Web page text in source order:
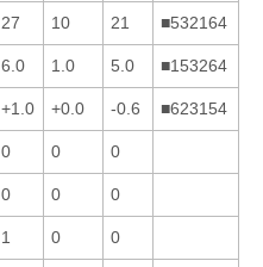
27 10 21 ■532164
6.0 1.0 5.0 ■153264
+1.0 +0.0 -0.6 ■623154
0 0 0
0 0 0
1 0 0